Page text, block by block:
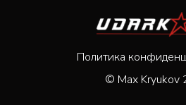
Политика
© Max Kryukov